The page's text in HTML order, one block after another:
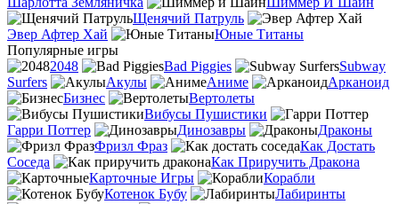
Щенячий Патруль
Эвер Афтер Хай
Юные Титаны
Популярные игры
2048
Bad Piggies
Subway
Surfers
Акулы Аниме
Арканоид
Бизнес
Вертолеты
Вибусы Пушистики
Гарри Поттер
Динозавры
Драконы
Фризл Фраз
Как Достать
Соседа
Как Приручить Дракона
Карточные Игры
Корабли
Котенок Бубу
Лабиринты